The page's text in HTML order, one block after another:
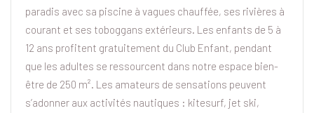
paradis avec sa piscine à vagues chauffée, ses rivières à
courant et ses toboggans extérieurs. Les enfants de 5 à
12 ans profitent gratuitement du Club Enfant, pendant
que les adultes se ressourcent dans notre espace bien-
être de 250 m². Les amateurs de sensations peuvent
s’adonner aux activités nautiques : kitesurf, jet ski,